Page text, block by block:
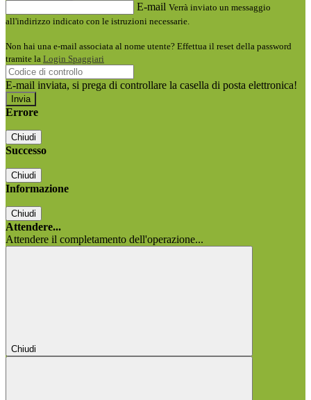
E-mail Verrà inviato un messaggio
all'indirizzo indicato con le istruzioni necessarie.
Non hai una e-mail associata al nome utente? Effettua il reset della password
tramite la Login Spaggiari
E-mail inviata, si prega di controllare la casella di posta elettronica!
Errore
Chiudi
Successo
Chiudi
Informazione
Chiudi
Attendere...
Attendere il completamento dell'operazione...
Chiudi